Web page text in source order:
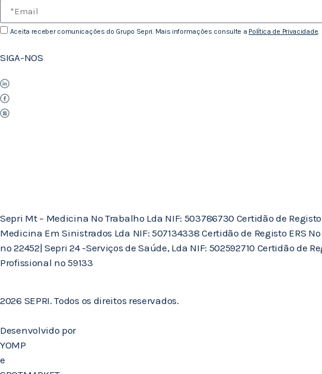
Aceita receber comunicações do Grupo Sepri. Mais informações consulte a Política de Privacidade.
SIGA-NOS
Sepri Mt – Medicina No Trabalho Lda NIF: 503786730 Certidão de
Medicina Em Sinistrados Lda NIF: 507134338 Certidão de Registo ERS
nº 22452| Sepri 24 -Serviços de Saúde, Lda NIF: 502592710 Certidão de
Profissional nº 59133
2026 SEPRI. Todos os direitos reservados.
Desenvolvido por
YOMP
e